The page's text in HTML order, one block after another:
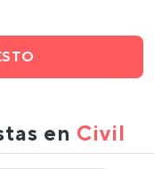
en Civil